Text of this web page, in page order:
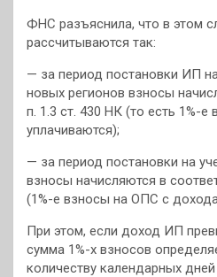
ФНС разъяснила, что в этом
рассчитываются так:
— за период постановки ИП
новых регионов взносы
п. 1.3 ст. 430 НК (то есть 1%-е
уплачиваются);
— за период постановки на
взносы начисляются в
(1%-е взносы на ОПС с
При этом, если доход ИП
сумма 1%-х взносов
количеству календарных